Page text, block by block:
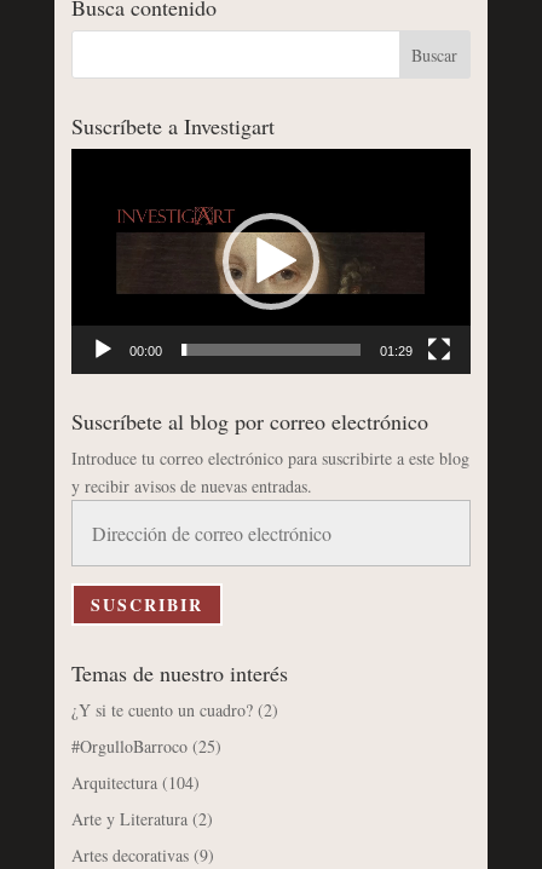
Busca contenido
Suscríbete a Investigart
00:00 01:29
Suscríbete al blog por correo electrónico
Introduce tu correo electrónico para suscribirte a este blog
y recibir avisos de nuevas entradas.
correo
electrónico
SUSCRIBIR
Temas de nuestro interés
¿Y si te cuento un cuadro?(2)
#OrgulloBarroco(25)
Arquitectura(104)
Arte y Literatura(2)
Artes decorativas(9)